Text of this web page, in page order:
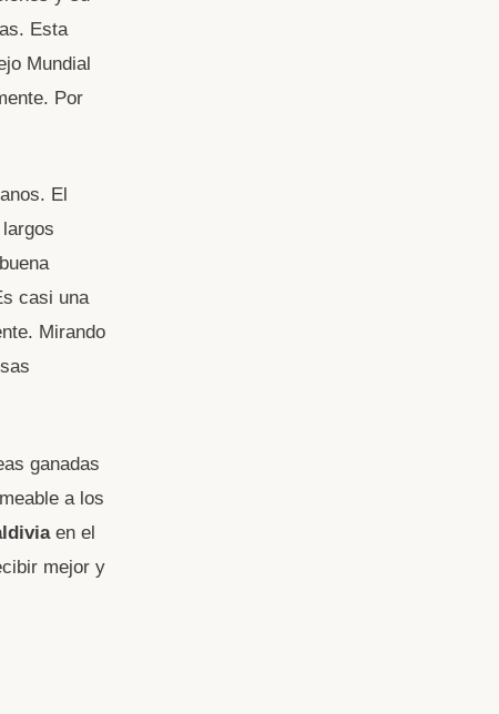
Esta
Mundial
Por
El
casi una
Mirando
ganadas
a los
en el
mejor y